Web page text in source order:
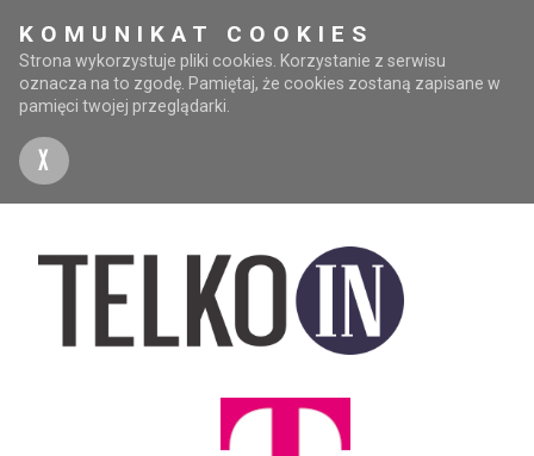
KOMUNIKAT COOKIES
Strona wykorzystuje pliki cookies. Korzystanie z serwisu
oznacza na to zgodę. Pamiętaj, że cookies zostaną zapisane w
pamięci twojej przeglądarki.
X